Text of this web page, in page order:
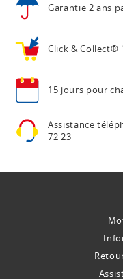
Garantie 2 ans
Click & Collect®
15 jours pour
Assistance
72 23